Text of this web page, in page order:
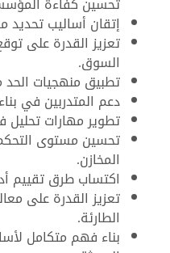
إتقان أساليب تحديد
تعزيز القدرة على
السوق.
تطبيق منهجيات الحد
دعم المتدربين في
تطوير مهارات تحليل
تحسين مستوى
المخازن.
اكتساب طرق تقييم
تعزيز القدرة على
الطارئة.
بناء فهم متكامل